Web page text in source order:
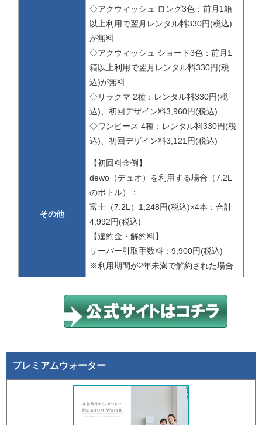
◇アクウィッシュ ロング3色：前月1箱
以上利用で翌月レンタル料330円(税込)
が無料
◇アクウィッシュ ショート3色：前月1
箱以上利用で翌月レンタル料330円(税
込)が無料
◇リラクマ 2種：レンタル料330円(税
込)、初回デザイン料3,960円(税込)
◇ワンピース 4種：レンタル料330円(税
込)、初回デザイン料3,121円(税込)
その他
【初回料金例】
dewo（デュオ）を利用する場合（7.2L
のボトル）：
富士（7.2L）1,248円(税込)×4本：合計
4,992円(税込)
【違約金・解約料】
サーバー引取手数料：9,900円(税込)
※利用期間が2年未満で解約された場合
プレミアムウォーター